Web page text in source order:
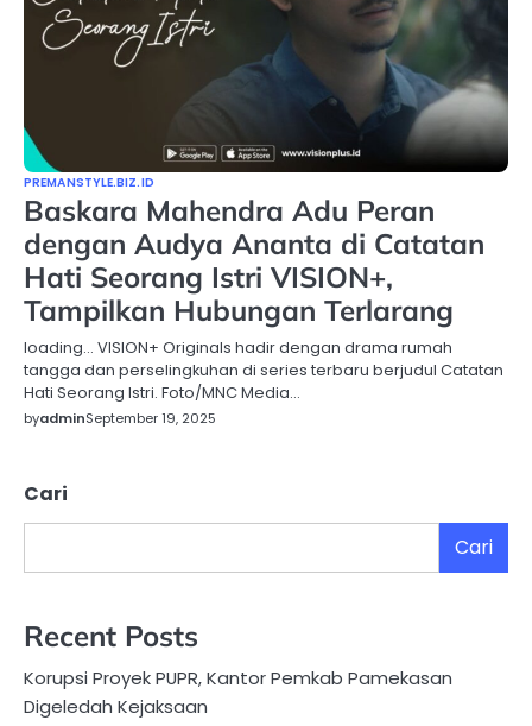
PREMANSTYLE.BIZ.ID
Baskara Mahendra Adu Peran
dengan Audya Ananta di Catatan
Hati Seorang Istri VISION+,
Tampilkan Hubungan Terlarang
loading… VISION+ Originals hadir dengan drama rumah
tangga dan perselingkuhan di series terbaru berjudul Catatan
Hati Seorang Istri. Foto/MNC Media…
byadminSeptember 19, 2025
Cari
Cari
Recent Posts
Korupsi Proyek PUPR, Kantor Pemkab Pamekasan
Digeledah Kejaksaan